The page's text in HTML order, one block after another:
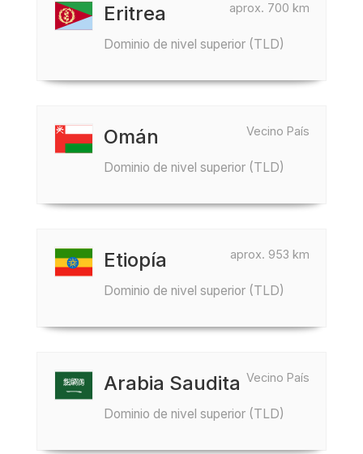
aprox. 700 km
Eritrea
Dominio de nivel superior (TLD)
Vecino País
Omán
Dominio de nivel superior (TLD)
aprox. 953 km
Etiopía
Dominio de nivel superior (TLD)
Vecino País
Arabia Saudita
Dominio de nivel superior (TLD)